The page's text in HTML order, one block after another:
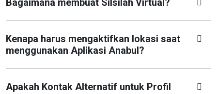
Bagaimana membuat Silsilah Virtual?
Kenapa harus mengaktifkan lokasi saat
menggunakan Aplikasi Anabul?
Apakah Kontak Alternatif untuk Profil